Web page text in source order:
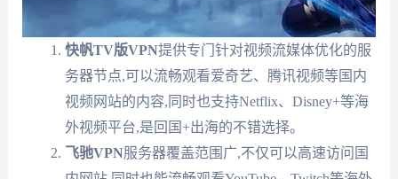
快帆TV版VPN提供专门针对视频流媒体优化的服
务器节点,可以流畅观看爱奇艺、腾讯视频等国内
视频网站的内容,同时也支持Netflix、Disney+等海
外视频平台,是回国+出海的不错选择。
飞驰VPN服务器覆盖范围广,不仅可以高速访问国